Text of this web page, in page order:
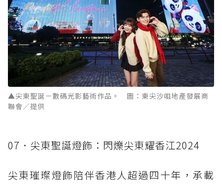
▲尖東聖誕－數碼光影藝術作品。 圖：東尖沙咀地產發展商
聯會／提供
07．尖東聖誕燈飾：閃爍尖東耀香江2024
尖東璀璨燈飾陪伴香港人超過四十年，承載